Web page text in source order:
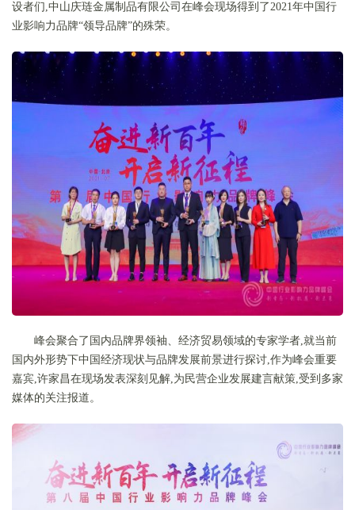
设者们,中山庆琏金属制品有限公司在峰会现场得到了2021年中国行
业影响力品牌“领导品牌”的殊荣。
峰会聚合了国内品牌界领袖、经济贸易领域的专家学者,就当前
国内外形势下中国经济现状与品牌发展前景进行探讨,作为峰会重要
嘉宾,许家昌在现场发表深刻见解,为民营企业发展建言献策,受到多家
媒体的关注报道。